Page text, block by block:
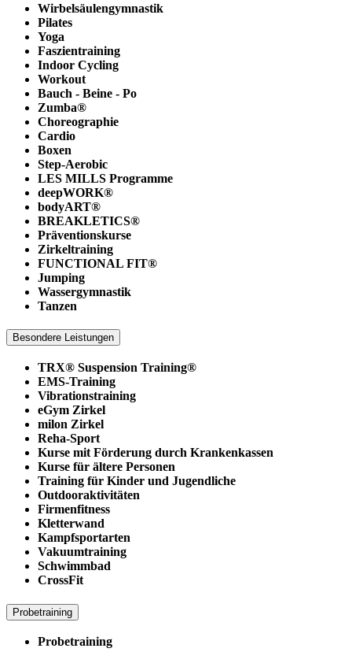
Wirbelsäulengymnastik
Pilates
Yoga
Faszientraining
Indoor Cycling
Workout
Bauch - Beine - Po
Zumba®
Choreographie
Cardio
Boxen
Step-Aerobic
LES MILLS Programme
deepWORK®
bodyART®
BREAKLETICS®
Präventionskurse
Zirkeltraining
FUNCTIONAL FIT®
Jumping
Wassergymnastik
Tanzen
Besondere Leistungen
TRX® Suspension Training®
EMS-Training
Vibrationstraining
eGym Zirkel
milon Zirkel
Reha-Sport
Kurse mit Förderung durch Krankenkassen
Kurse für ältere Personen
Training für Kinder und Jugendliche
Outdooraktivitäten
Firmenfitness
Kletterwand
Kampfsportarten
Vakuumtraining
Schwimmbad
CrossFit
Probetraining
Probetraining